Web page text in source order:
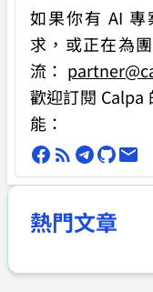
如果你有AI
求 ，或正在為
流：
歡迎訂閱 Calpa
能：
熱門文章